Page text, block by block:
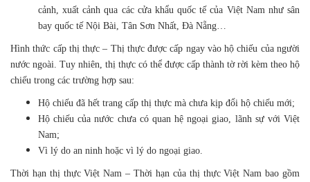
cảnh, xuất cảnh qua các cửa khẩu quốc tế của Việt Nam như sân
bay quốc tế Nội Bài, Tân Sơn Nhất, Đà Nẵng…
Hình thức cấp thị thực – Thị thực được cấp ngay vào hộ chiếu của người
nước ngoài. Tuy nhiên, thị thực có thể được cấp thành tờ rời kèm theo hộ
chiếu trong các trường hợp sau:
Hộ chiếu đã hết trang cấp thị thực mà chưa kịp đổi hộ chiếu mới;
Hộ chiếu của nước chưa có quan hệ ngoại giao, lãnh sự với Việt
Nam;
Vì lý do an ninh hoặc vì lý do ngoại giao.
Thời hạn thị thực Việt Nam – Thời hạn của thị thực Việt Nam bao gồm